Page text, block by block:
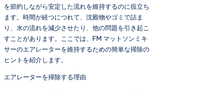
を節約しながら安定した流れを維持するのに役立ち
ます。時間が経つにつれて、沈殿物やゴミで詰ま
り、水の流れを減少させたり、他の問題を引き起こ
すことがあります。ここでは、FM マットソンミキ
サーのエアレーターを維持するための簡単な掃除の
ヒントを紹介します。
エアレーターを掃除する理由